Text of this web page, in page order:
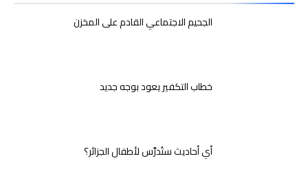
الجحيم الاجتماعي القادم على المخزن
خطاب التكفير يعود بوجه جديد
أي أحاديث ستُدرَّس لأطفال الجزائر؟